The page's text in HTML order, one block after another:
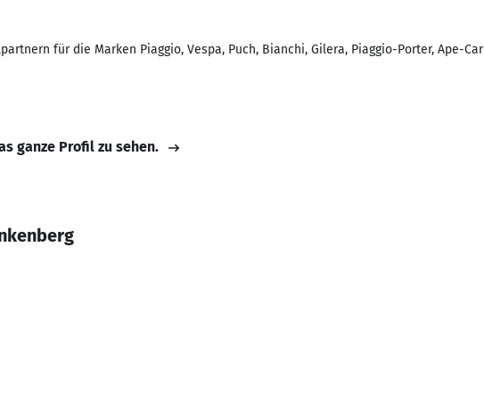
für die Marken Piaggio, Vespa, Puch, Bianchi, Gilera, Piaggio-Porter, Ape-Car
ganze Profil zu sehen.